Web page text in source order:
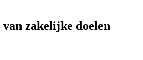
zakelijke doelen